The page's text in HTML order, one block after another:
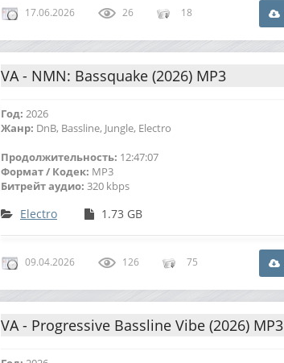
17.06.2026 26 18
VA - NMN: Bassquake (2026) MP3
Год: 2026
Жанр: DnB, Bassline, Jungle, Electro
Продолжительность: 12:47:07
Формат / Кодек: MP3
Битрейт аудио: 320 kbps
Electro 1.73 GB
09.04.2026 126 75
VA - Progressive Bassline Vibe (2026) MP3